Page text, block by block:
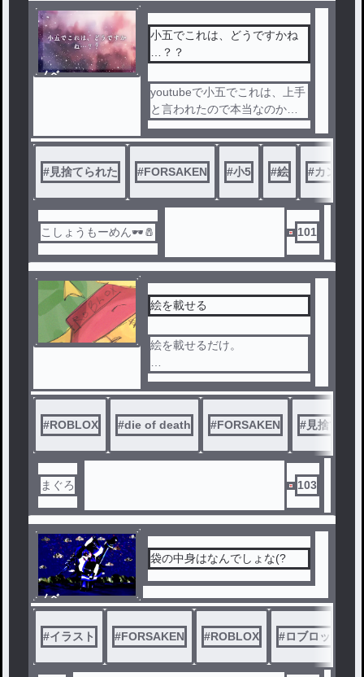
ノベ
小五でこれは、どうですかね
…？？
youtubeで小五でこれは、上手
と言われたので本当なのか気
になってしまいました(？？)
#見捨てられた #FORSAKEN #小5 #絵 #カンヒュ
こしょうもーめん🕶🧂 101
絵を載せる
絵を載せるだけ。
絵柄とか期待しないで下さい
。めっちゃ下手くそです。
#ROBLOX #die of death #FORSAKEN #見捨てら
まぐろ 103
ノベ
ル
袋の中身はなんでしょな(?
#イラスト #FORSAKEN #ROBLOX #ロブロックス